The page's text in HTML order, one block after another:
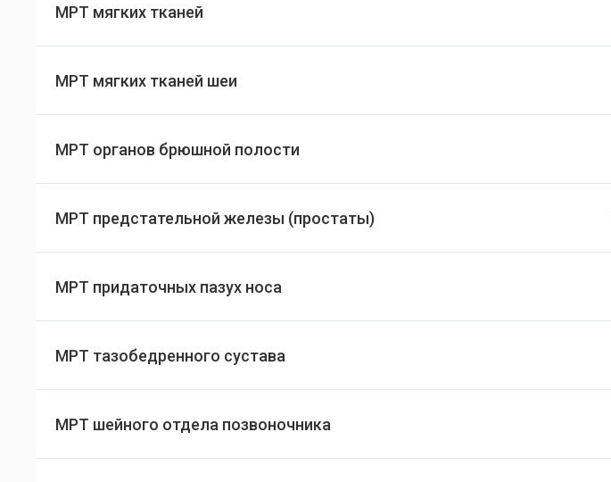
МРТ мягких тканей
МРТ мягких тканей шеи
МРТ органов брюшной полости
МРТ предстательной железы (простаты)
МРТ придаточных пазух носа
МРТ тазобедренного сустава
МРТ шейного отдела позвоночника